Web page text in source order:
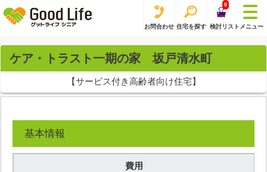
お問合わせ 住宅を探す
0
検討リスト メニュー
ケア・トラスト一期の家 坂戸清水町
【サービス付き高齢者向け住宅】
基本情報
費用